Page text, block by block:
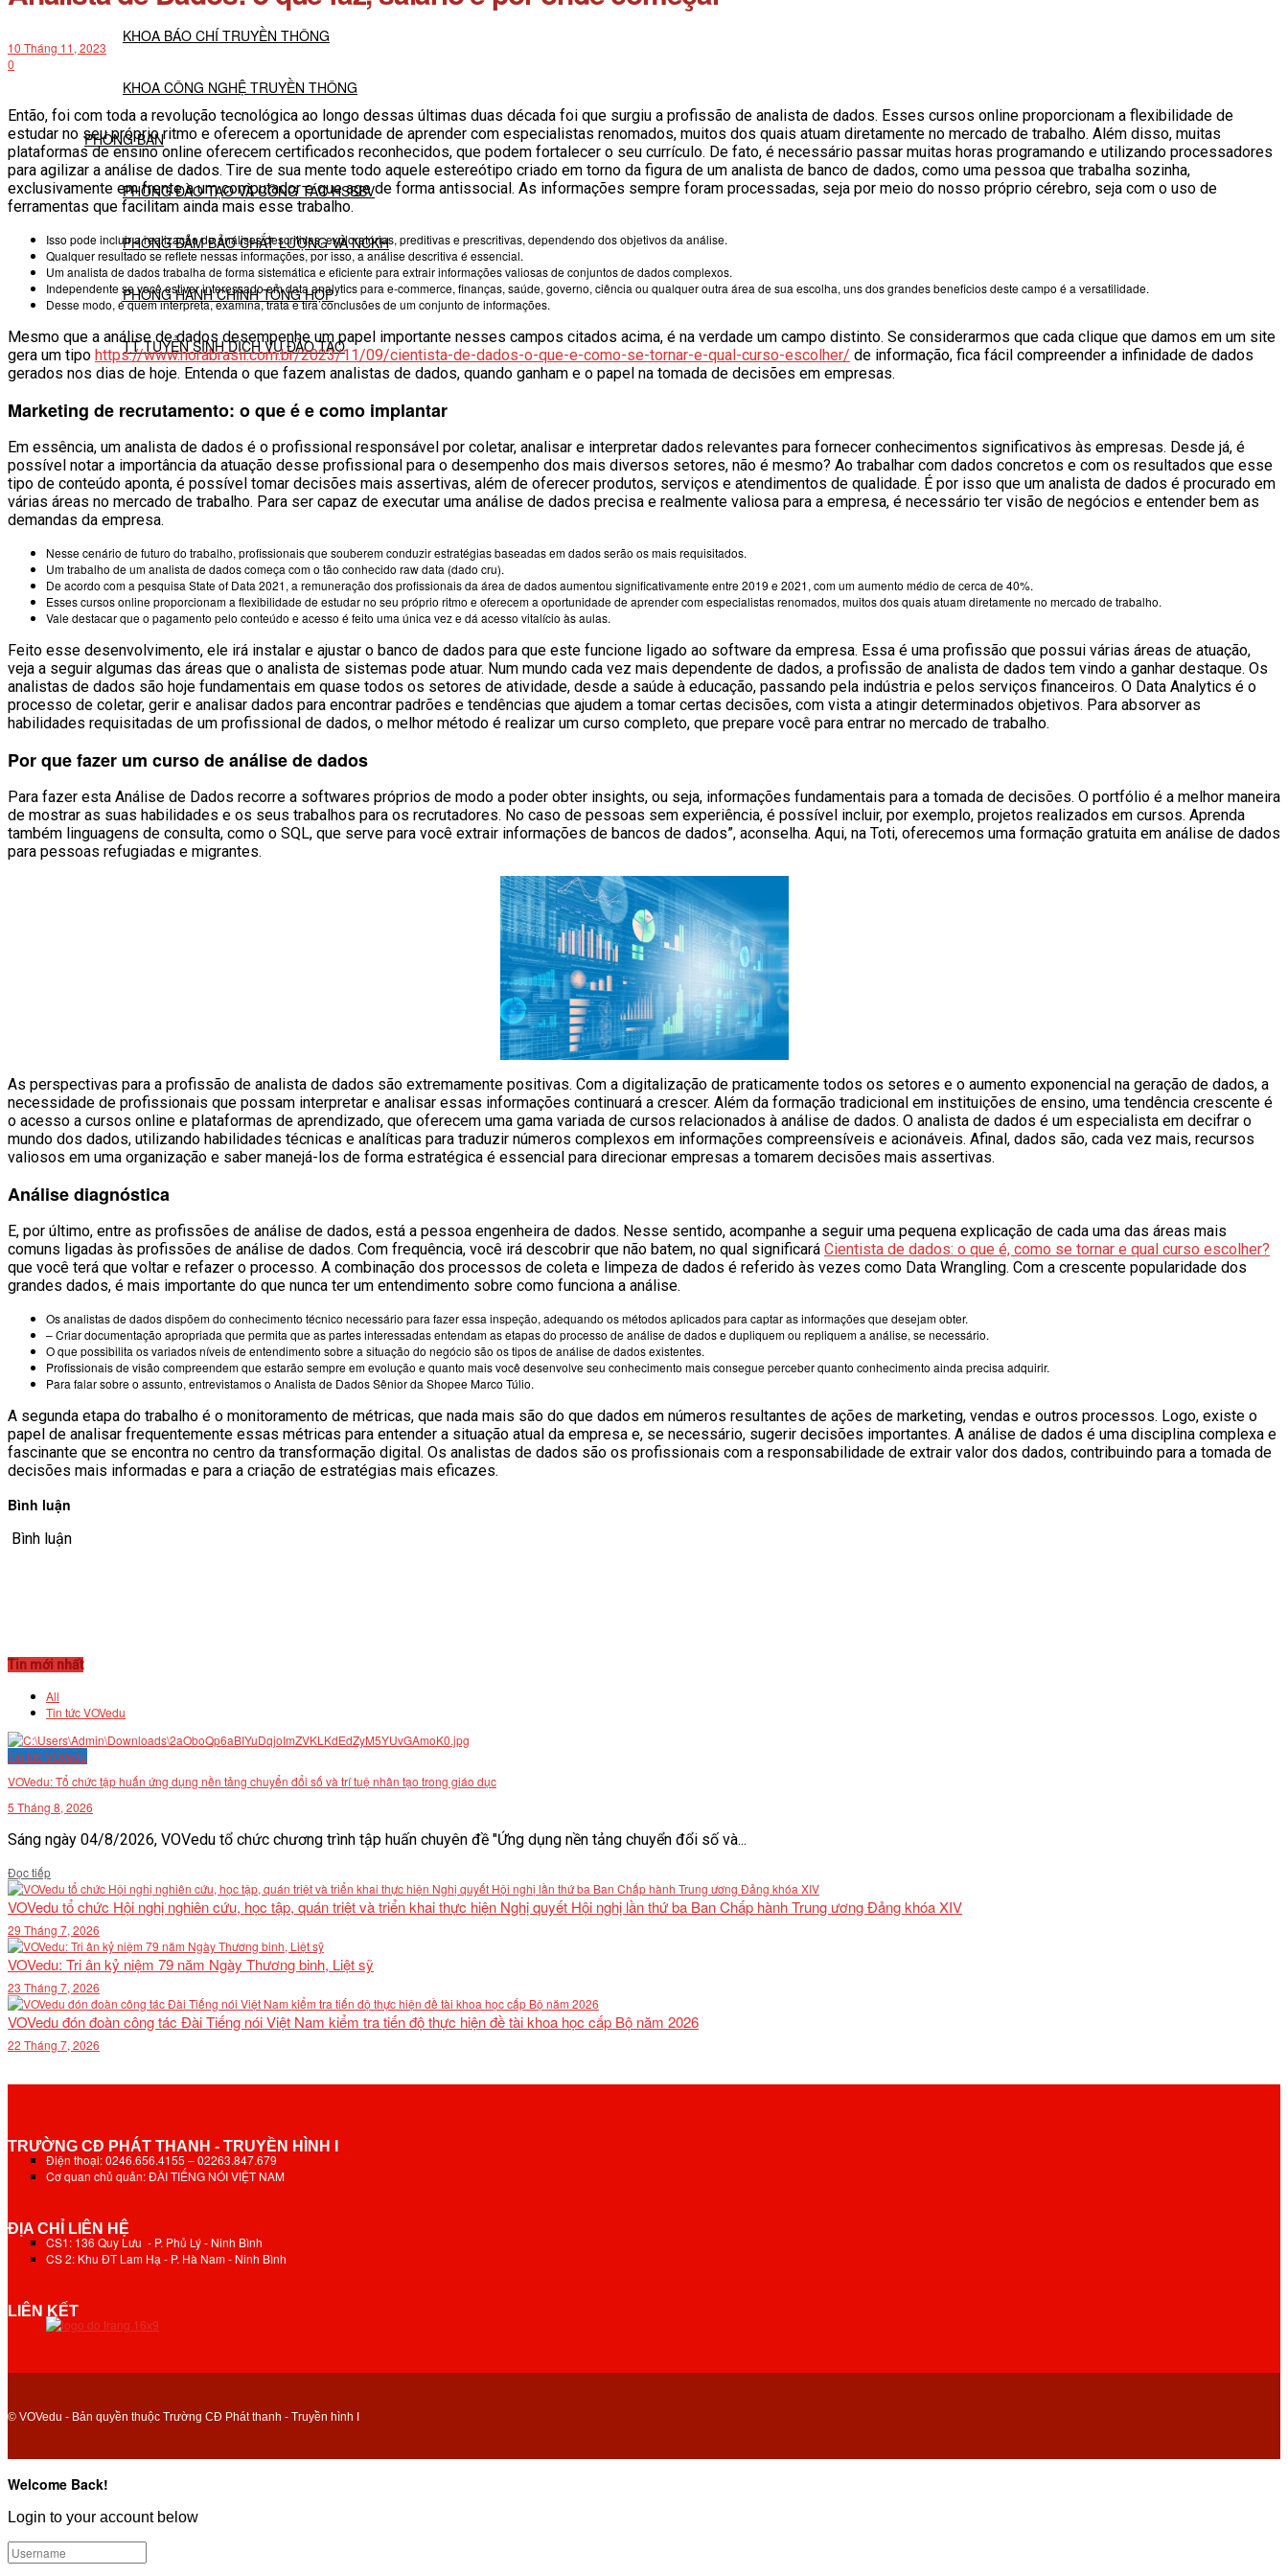
KHOA BÁO CHÍ TRUYỀN THÔNG
KHOA CÔNG NGHỆ TRUYỀN THÔNG
PHÒNG BAN
PHÒNG ĐÀO TẠO VÀ CÔNG TÁC HSSSV
PHÒNG ĐẢM BẢO CHẤT LƯỢNG VÀ NCKH
PHÒNG HÀNH CHÍNH TỔNG HỢP
TT TUYỂN SINH DỊCH VỤ ĐÀO TẠO
VĂN BẢN
THƯ VIỆN
10 Tháng 11, 2023
0
Então, foi com toda a revolução tecnológica ao longo dessas últimas duas década foi que surgiu a profissão de analista de dados. Esses cursos online proporcionam a flexibilidade de
estudar no seu próprio ritmo e oferecem a oportunidade de aprender com especialistas renomados, muitos dos quais atuam diretamente no mercado de trabalho. Além disso, muitas
plataformas de ensino online oferecem certificados reconhecidos, que podem fortalecer o seu currículo. De fato, é necessário passar muitas horas programando e utilizando processadores
para agilizar a análise de dados. Tire de sua mente todo aquele estereótipo criado em torno da figura de um analista de banco de dados, como uma pessoa que trabalha sozinha,
exclusivamente em frente a um computador e que age de forma antissocial. As informações sempre foram processadas, seja por meio do nosso próprio cérebro, seja com o uso de
ferramentas que facilitam ainda mais esse trabalho.
Isso pode incluir a realização de análises descritivas, exploratórias, preditivas e prescritivas, dependendo dos objetivos da análise.
Qualquer resultado se reflete nessas informações, por isso, a análise descritiva é essencial.
Um analista de dados trabalha de forma sistemática e eficiente para extrair informações valiosas de conjuntos de dados complexos.
Independente se você estiver interessado em data analytics para e-commerce, finanças, saúde, governo, ciência ou qualquer outra área de sua escolha, uns dos grandes beneficios deste campo é a versatilidade.
Desse modo, é quem interpreta, examina, trata e tira conclusões de um conjunto de informações.
Mesmo que a análise de dados desempenhe um papel importante nesses campos citados acima, é na verdade um campo distinto. Se considerarmos que cada clique que damos em um site
gera um tipo https://www.horabrasil.com.br/2023/11/09/cientista-de-dados-o-que-e-como-se-tornar-e-qual-curso-escolher/ de informação, fica fácil compreender a infinidade de dados
gerados nos dias de hoje. Entenda o que fazem analistas de dados, quando ganham e o papel na tomada de decisões em empresas.
Marketing de recrutamento: o que é e como implantar
Em essência, um analista de dados é o profissional responsável por coletar, analisar e interpretar dados relevantes para fornecer conhecimentos significativos às empresas. Desde já, é
possível notar a importância da atuação desse profissional para o desempenho dos mais diversos setores, não é mesmo? Ao trabalhar com dados concretos e com os resultados que esse
tipo de conteúdo aponta, é possível tomar decisões mais assertivas, além de oferecer produtos, serviços e atendimentos de qualidade. É por isso que um analista de dados é procurado em
várias áreas no mercado de trabalho. Para ser capaz de executar uma análise de dados precisa e realmente valiosa para a empresa, é necessário ter visão de negócios e entender bem as
demandas da empresa.
Nesse cenário de futuro do trabalho, profissionais que souberem conduzir estratégias baseadas em dados serão os mais requisitados.
Um trabalho de um analista de dados começa com o tão conhecido raw data (dado cru).
De acordo com a pesquisa State of Data 2021, a remuneração dos profissionais da área de dados aumentou significativamente entre 2019 e 2021, com um aumento médio de cerca de 40%.
Esses cursos online proporcionam a flexibilidade de estudar no seu próprio ritmo e oferecem a oportunidade de aprender com especialistas renomados, muitos dos quais atuam diretamente no mercado de trabalho.
Vale destacar que o pagamento pelo conteúdo e acesso é feito uma única vez e dá acesso vitalício às aulas.
Feito esse desenvolvimento, ele irá instalar e ajustar o banco de dados para que este funcione ligado ao software da empresa. Essa é uma profissão que possui várias áreas de atuação,
veja a seguir algumas das áreas que o analista de sistemas pode atuar. Num mundo cada vez mais dependente de dados, a profissão de analista de dados tem vindo a ganhar destaque. Os
analistas de dados são hoje fundamentais em quase todos os setores de atividade, desde a saúde à educação, passando pela indústria e pelos serviços financeiros. O Data Analytics é o
processo de coletar, gerir e analisar dados para encontrar padrões e tendências que ajudem a tomar certas decisões, com vista a atingir determinados objetivos. Para absorver as
habilidades requisitadas de um profissional de dados, o melhor método é realizar um curso completo, que prepare você para entrar no mercado de trabalho.
Por que fazer um curso de análise de dados
Para fazer esta Análise de Dados recorre a softwares próprios de modo a poder obter insights, ou seja, informações fundamentais para a tomada de decisões. O portfólio é a melhor maneira
de mostrar as suas habilidades e os seus trabalhos para os recrutadores. No caso de pessoas sem experiência, é possível incluir, por exemplo, projetos realizados em cursos. Aprenda
também linguagens de consulta, como o SQL, que serve para você extrair informações de bancos de dados”, aconselha. Aqui, na Toti, oferecemos uma formação gratuita em análise de dados
para pessoas refugiadas e migrantes.
As perspectivas para a profissão de analista de dados são extremamente positivas. Com a digitalização de praticamente todos os setores e o aumento exponencial na geração de dados, a
necessidade de profissionais que possam interpretar e analisar essas informações continuará a crescer. Além da formação tradicional em instituições de ensino, uma tendência crescente é
o acesso a cursos online e plataformas de aprendizado, que oferecem uma gama variada de cursos relacionados à análise de dados. O analista de dados é um especialista em decifrar o
mundo dos dados, utilizando habilidades técnicas e analíticas para traduzir números complexos em informações compreensíveis e acionáveis. Afinal, dados são, cada vez mais, recursos
valiosos em uma organização e saber manejá-los de forma estratégica é essencial para direcionar empresas a tomarem decisões mais assertivas.
Análise diagnóstica
E, por último, entre as profissões de análise de dados, está a pessoa engenheira de dados. Nesse sentido, acompanhe a seguir uma pequena explicação de cada uma das áreas mais
comuns ligadas às profissões de análise de dados. Com frequência, você irá descobrir que não batem, no qual significará Cientista de dados: o que é, como se tornar e qual curso escolher?
que você terá que voltar e refazer o processo. A combinação dos processos de coleta e limpeza de dados é referido às vezes como Data Wrangling. Com a crescente popularidade dos
grandes dados, é mais importante do que nunca ter um entendimento sobre como funciona a análise.
Os analistas de dados dispõem do conhecimento técnico necessário para fazer essa inspeção, adequando os métodos aplicados para captar as informações que desejam obter.
– Criar documentação apropriada que permita que as partes interessadas entendam as etapas do processo de análise de dados e dupliquem ou repliquem a análise, se necessário.
O que possibilita os variados níveis de entendimento sobre a situação do negócio são os tipos de análise de dados existentes.
Profissionais de visão compreendem que estarão sempre em evolução e quanto mais você desenvolve seu conhecimento mais consegue perceber quanto conhecimento ainda precisa adquirir.
Para falar sobre o assunto, entrevistamos o Analista de Dados Sênior da Shopee Marco Túlio.
A segunda etapa do trabalho é o monitoramento de métricas, que nada mais são do que dados em números resultantes de ações de marketing, vendas e outros processos. Logo, existe o
papel de analisar frequentemente essas métricas para entender a situação atual da empresa e, se necessário, sugerir decisões importantes. A análise de dados é uma disciplina complexa e
fascinante que se encontra no centro da transformação digital. Os analistas de dados são os profissionais com a responsabilidade de extrair valor dos dados, contribuindo para a tomada de
decisões mais informadas e para a criação de estratégias mais eficazes.
Bình luận
Bình luận
Tin mới nhất
All
Tin tức VOVedu
Tin tức VOVedu
VOVedu: Tổ chức tập huấn ứng dụng nền tảng chuyển đổi số và trí tuệ nhân tạo trong giáo dục
5 Tháng 8, 2026
Sáng ngày 04/8/2026, VOVedu tổ chức chương trình tập huấn chuyên đề "Ứng dụng nền tảng chuyển đổi số và...
Đọc tiếpDetails
VOVedu tổ chức Hội nghị nghiên cứu, học tập, quán triệt và triển khai thực hiện Nghị quyết Hội nghị lần thứ ba Ban Chấp hành Trung ương Đảng khóa XIV
29 Tháng 7, 2026
VOVedu: Tri ân kỷ niệm 79 năm Ngày Thương binh, Liệt sỹ
23 Tháng 7, 2026
VOVedu đón đoàn công tác Đài Tiếng nói Việt Nam kiểm tra tiến độ thực hiện đề tài khoa học cấp Bộ năm 2026
22 Tháng 7, 2026
TRƯỜNG CĐ PHÁT THANH - TRUYỀN HÌNH I
Điện thoại: 0246.656.4155 – 02263.847.679
Cơ quan chủ quản: ĐÀI TIẾNG NÓI VIỆT NAM
ĐỊA CHỈ LIÊN HỆ
CS1: 136 Quy Lưu - P. Phủ Lý - Ninh Bình
CS 2: Khu ĐT Lam Hạ - P. Hà Nam - Ninh Bình
LIÊN KẾT
© VOVedu - Bản quyền thuộc Trường CĐ Phát thanh - Truyền hình I
Welcome Back!
Login to your account below